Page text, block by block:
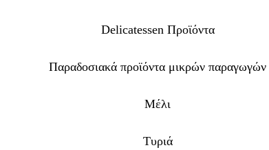
Delicatessen Προϊόντα
Παραδοσιακά προϊόντα μικρών παραγωγών
Μέλι
Τυριά